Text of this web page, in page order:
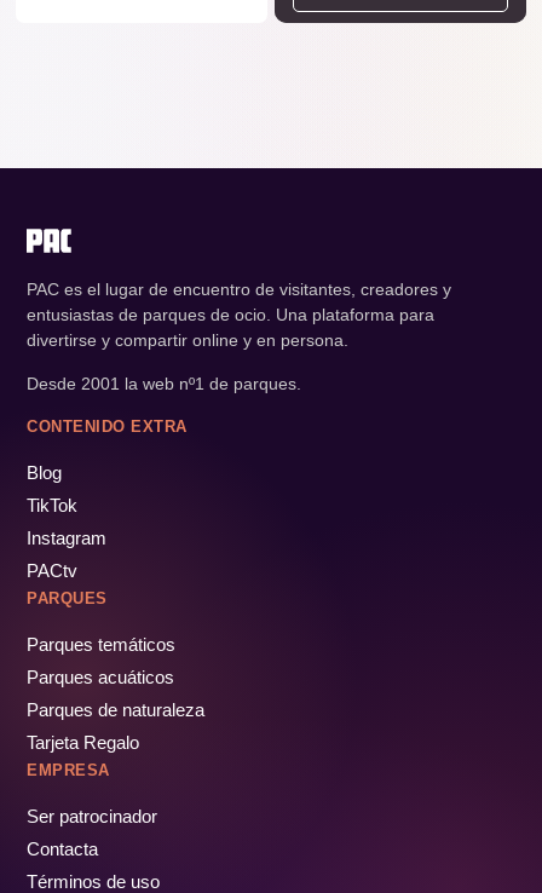
PAC es el lugar de encuentro de visitantes, creadores y
entusiastas de parques de ocio. Una plataforma para
divertirse y compartir online y en persona.
Desde 2001 la web nº1 de parques.
CONTENIDO EXTRA
Blog
TikTok
Instagram
PACtv
PARQUES
Parques temáticos
Parques acuáticos
Parques de naturaleza
Tarjeta Regalo
EMPRESA
Ser patrocinador
Contacta
Términos de uso